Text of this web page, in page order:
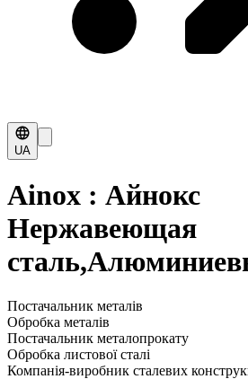
UA
Ainox : Айнокс
Нержавеющая
Постачальник металів
Обробка металів
Постачальник металопрокату
Обробка листової сталі
Компанія-виробник сталевих